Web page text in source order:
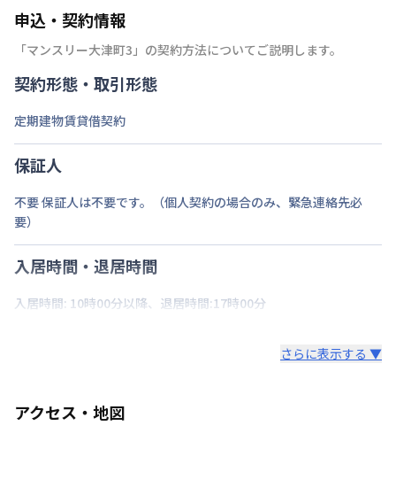
申込・契約情報
「マンスリー大津町3 」の契約方法についてご説明します。
契約形態・取引形態
定期建物賃貸借契約
保証人
不要 保証人は不要です。（個人契約の場合のみ、緊急連絡先必
要）
入居時間・退居時間
入居時間: 10時00分以降、退居時間:17時00分
さらに表示する ▼
アクセス・地図